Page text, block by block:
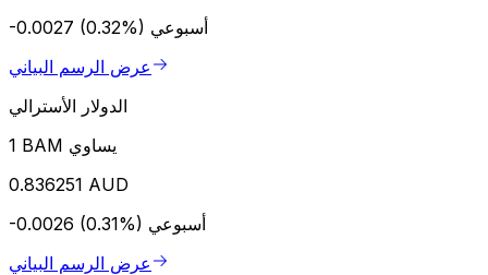
-0.0027 (0.32%) أسبوعي
عرض الرسم البياني
الدولار الأسترالي
1 BAM يساوي
0.836251 AUD
-0.0026 (0.31%) أسبوعي
عرض الرسم البياني